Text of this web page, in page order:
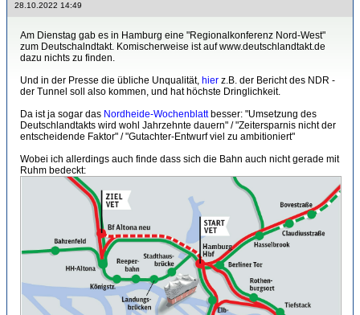
28.10.2022 14:49
Am Dienstag gab es in Hamburg eine "Regionalkonferenz Nord-West"
zum Deutschalndtakt. Komischerweise ist auf www.deutschlandtakt.de
dazu nichts zu finden.
Und in der Presse die übliche Unqualität, hier z.B. der Bericht des NDR -
der Tunnel soll also kommen, und hat höchste Dringlichkeit.
Da ist ja sogar das Nordheide-Wochenblattbesser: "Umsetzung des
Deutschlandtakts wird wohl Jahrzehnte dauern" / "Zeitersparnis nicht der
entscheidende Faktor" / "Gutachter-Entwurf viel zu ambitioniert"
Wobei ich allerdings auch finde dass sich die Bahn auch nicht gerade mit
Ruhm bedeckt: